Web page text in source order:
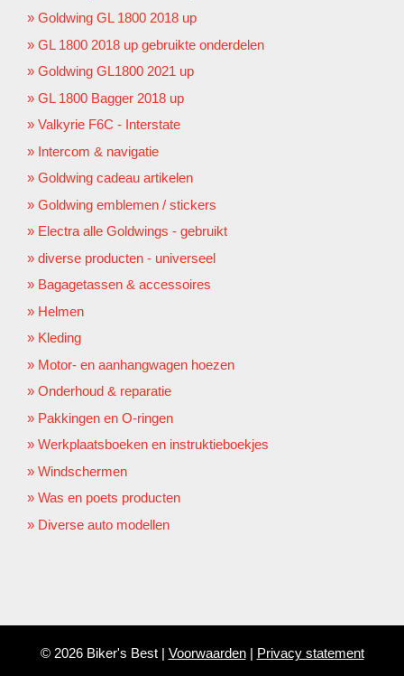
Goldwing GL 1800 2018 up
GL 1800 2018 up gebruikte onderdelen
Goldwing GL1800 2021 up
GL 1800 Bagger 2018 up
Valkyrie F6C - Interstate
Intercom & navigatie
Goldwing cadeau artikelen
Goldwing emblemen / stickers
Electra alle Goldwings - gebruikt
diverse producten - universeel
Bagagetassen & accessoires
Helmen
Kleding
Motor- en aanhangwagen hoezen
Onderhoud & reparatie
Pakkingen en O-ringen
Werkplaatsboeken en instruktieboekjes
Windschermen
Was en poets producten
Diverse auto modellen
© 2026 Biker's Best | Voorwaarden| Privacy statement